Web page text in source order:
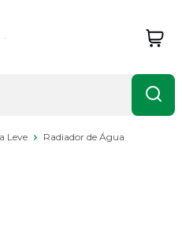
Leve Radiador de Água